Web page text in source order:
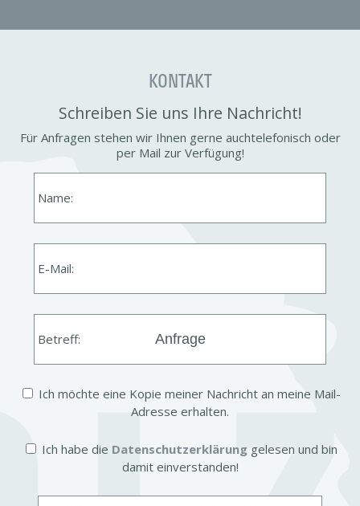
KONTAKT
Schreiben Sie uns Ihre Nach­richt!
Für Anfragen stehen wir Ihnen gerne auch­te­le­fo­nisch oder
per Mail zur Verfü­gung!
Name:
E-Mail:
Betreff:
Ich möchte eine Kopie meiner Nach­richt an meine Mail-​
Adresse erhalten.
Ich habe die Daten­schutz­er­klä­rung gelesen und bin
damit einver­standen!